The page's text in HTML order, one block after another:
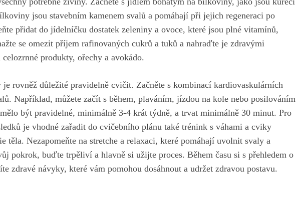
jsou stavebním kamenem svalů a pomáhají při jejich regeneraci po
přidat do jídelníčku dostatek zeleniny a ovoce, které jsou plné vitamínů,
se omezit příjem rafinovaných cukrů⁢ a tuků a​ nahraďte je zdravými
produkty, ořechy a avokádo.
je rovněž důležité pravidelně cvičit. Začněte⁤ s kombinací kardiovaskulárních
Například, můžete začít s‌ během,⁣ plaváním, jízdou na kole nebo posilováním
být pravidelné, minimálně 3-4 krát týdně,⁣ a trvat minimálně 30 minut. Pro
je⁤ vhodné zařadit do cvičebního plánu také trénink s váhami a cviky​
těla. Nezapomeňte na stretche a relaxaci, které pomáhají uvolnit svaly a
pokrok, buďte trpěliví a hlavně si užijte proces. Během času si s přehledem o
zdravé návyky, které vám pomohou⁣ dosáhnout a udržet zdravou postavu.